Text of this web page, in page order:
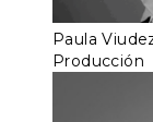
Paula
Producción